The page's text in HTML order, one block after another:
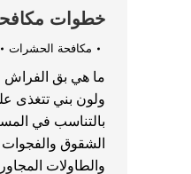
خطوات
مكافحة الحشرات
ما هي بق
ولون بني تتغذى
بالتناسب في
الشقوق
والطاولات